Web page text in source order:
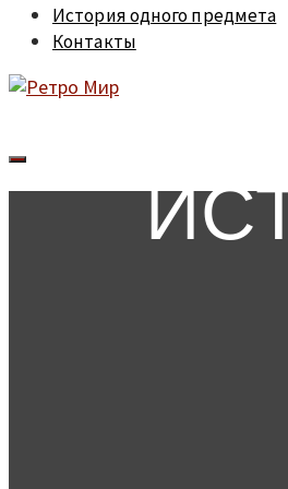
История одного предмета
Контакты